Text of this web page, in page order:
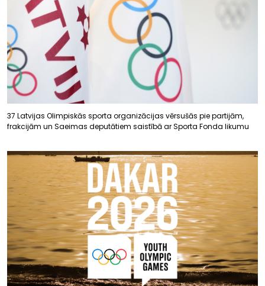
37 Latvijas Olimpiskās sporta organizācijas vērsušās pie partijām,
frakcijām un Saeimas deputātiem saistībā ar Sporta Fonda likumu